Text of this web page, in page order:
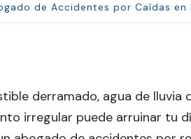
de Accidentes por Caídas
derramado, agua de lluvia
irregular puede arruinar tu